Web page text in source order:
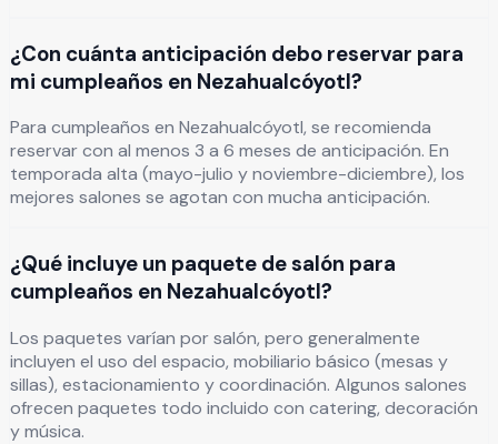
¿Con cuánta anticipación debo reservar para
mi cumpleaños en Nezahualcóyotl?
Para cumpleaños en Nezahualcóyotl, se recomienda
reservar con al menos 3 a 6 meses de anticipación. En
temporada alta (mayo-julio y noviembre-diciembre), los
mejores salones se agotan con mucha anticipación.
¿Qué incluye un paquete de salón para
cumpleaños en Nezahualcóyotl?
Los paquetes varían por salón, pero generalmente
incluyen el uso del espacio, mobiliario básico (mesas y
sillas), estacionamiento y coordinación. Algunos salones
ofrecen paquetes todo incluido con catering, decoración
y música.